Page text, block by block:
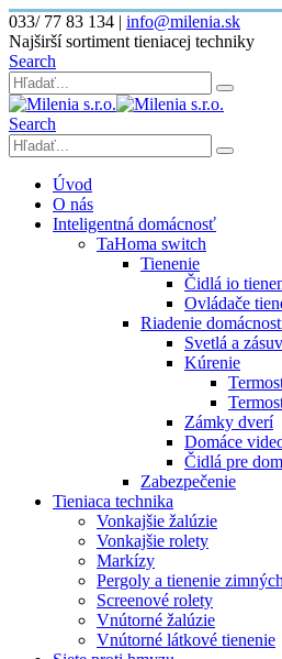
033/ 77 83 134 | info@milenia.sk
Najširší sortiment tieniacej techniky
Search
Search
Úvod
O nás
Inteligentná domácnosť
TaHoma switch
Tienenie
Čidlá io
Ovládače
Riadenie
Svetlá a
Kúrenie
Zámky dverí
Domáce
Čidlá pre
Zabezpečenie
Tieniaca technika
Vonkajšie žalúzie
Vonkajšie rolety
Markízy
Pergoly a tienenie
Screenové rolety
Vnútorné žalúzie
Vnútorné látkové tienenie